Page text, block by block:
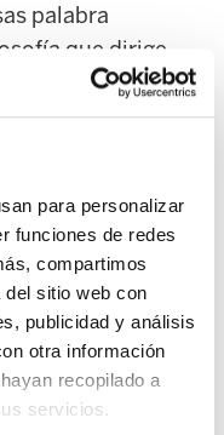
para personalizar
funciones de redes
compartimos
del sitio web con
publicidad y análisis
otra información
recopilado a
servicios.
palabra
que dirige
sea una
negocio para
años de
supone un gasto
los 30 millones